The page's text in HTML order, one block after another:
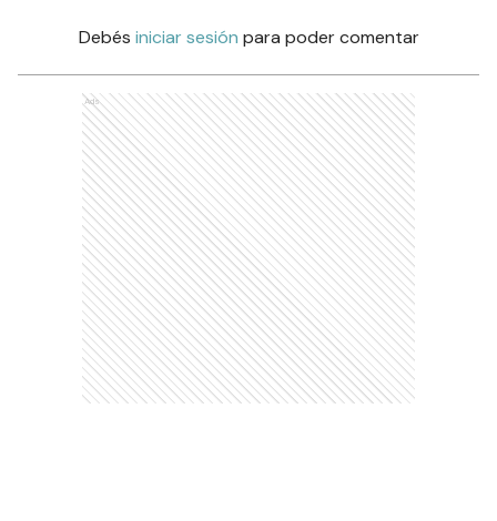
Debés iniciar sesión para poder comentar
Ads